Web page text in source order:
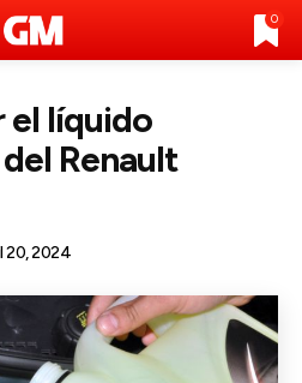
0
el líquido
Renault
20, 2024